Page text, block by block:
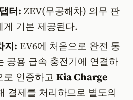
터: ZEV(무공해차) 의무 판
게 기본 제공된다.
지: EV6에 처음으로 완전 통
공용 급속 충전기에 연결하
로 인증하고 Kia Charge
결제를 처리하므로 별도의